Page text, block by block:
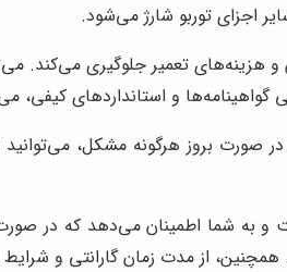
اجزای توربو شارژ می‌شود.
تعمیر جلوگیری می‌کند.
گواهینامه‌ها و استانداردهای
در صورت بروز هرگونه مشکل،
و به شما اطمینان می‌دهد که در
از مدت زمان گارانتی و